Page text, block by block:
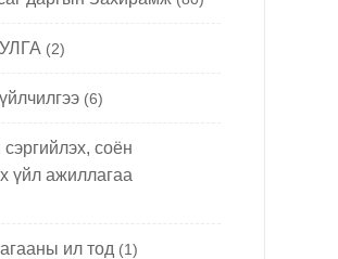
(2)
(6)
соён
үйл ажиллагаа
ил тод (1)